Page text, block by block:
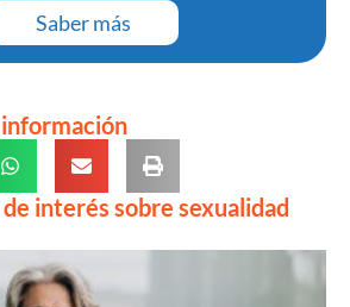
Saber más
interés sobre sexualidad